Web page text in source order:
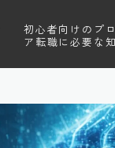
初心者向けのプ
ア転職に必要な